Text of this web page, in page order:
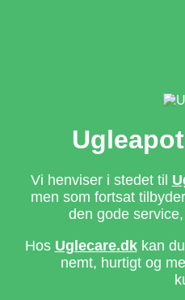
Vi henviser i stedet til
men som fortsat
den gode
Hos Uglecare.dkkan du
nemt, hurtigt og